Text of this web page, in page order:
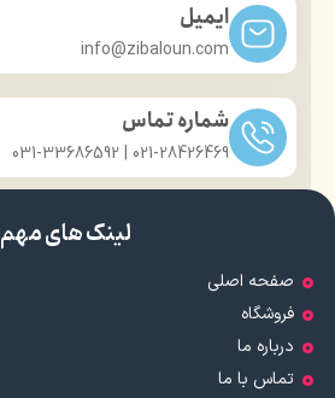
ایمیل
info@zibaloun.com
شماره تماس
021-28426469 | 031-33686592
لینک های مهم
صفحه اصلی
فروشگاه
درباره ما
تماس با ما